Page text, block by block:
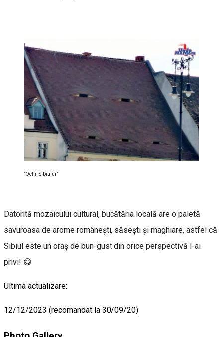
"Ochii Sibiului"
Datorită mozaicului cultural, bucătăria locală are o paletă
savuroasa de arome românești, săsești și maghiare, astfel că
Sibiul este un oraș de bun-gust din orice perspectivă l-ai
privi! 😋
Ultima actualizare:
12/12/2023 (recomandat la 30/09/20)